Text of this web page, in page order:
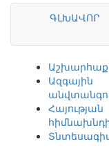
ԳԼԽԱՎՈՐ
Ազգային
Հայության